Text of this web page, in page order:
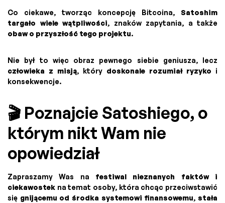
Co ciekawe, tworząc koncepcję Bitcoina, Satoshim
targało wiele wątpliwości, znaków zapytania, a także
obaw o przyszłość tego projektu.
Nie był to więc obraz pewnego siebie geniusza, lecz
człowieka z misją, który doskonale rozumiał ryzyko i
konsekwencje.
🎬 Poznajcie Satoshiego, o
którym nikt Wam nie
opowiedział
Zapraszamy Was na festiwal nieznanych faktów i
ciekawostek na temat osoby, która chcąc przeciwstawić
się gnijącemu od środka systemowi finansowemu,stała